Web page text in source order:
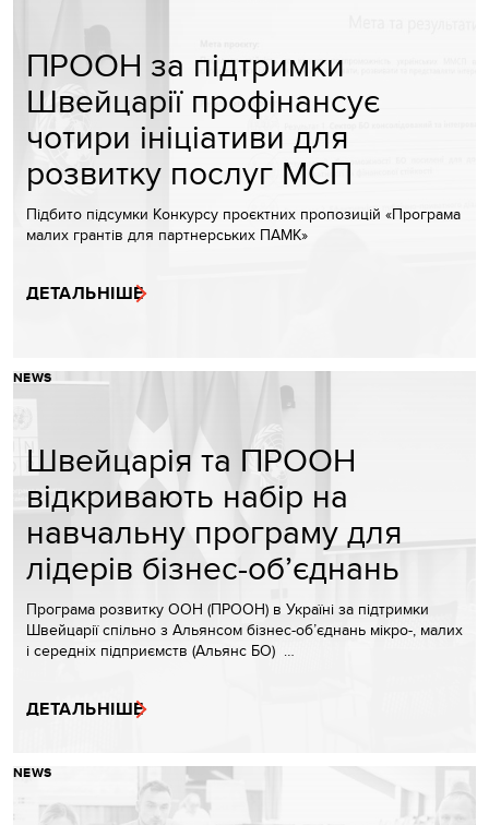
ПРООН за підтримки
Швейцарії профінансує
чотири ініціативи для
розвитку послуг МСП
Підбито підсумки Конкурсу проєктних пропозицій «Програма
малих грантів для партнерських ПАМК»
ДЕТАЛЬНІШЕ
NEWS
Швейцарія та ПРООН
відкривають набір на
навчальну програму для
лідерів бізнес-об’єднань
Програма розвитку ООН (ПРООН) в Україні за підтримки
Швейцарії спільно з Альянсом бізнес-об’єднань мікро-, малих
і середніх підприємств (Альянс БО) …
ДЕТАЛЬНІШЕ
NEWS